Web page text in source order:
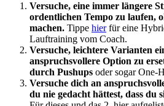
Versuche, eine immer längere
ordentlichen Tempo zu laufen,
machen. Tippe hierfür eine
Lauftraining vom Coach.
Versuche, leichtere Varianten
anspruchsvollere Option zu
durch Pushups oder sogar One-
Versuche dich an
du nie gedacht hättest, dass du